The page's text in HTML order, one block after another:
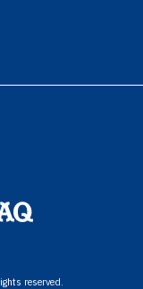
reserved.